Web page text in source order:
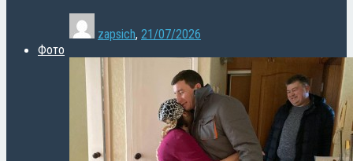
zapsich, 21/07/2026
Фото